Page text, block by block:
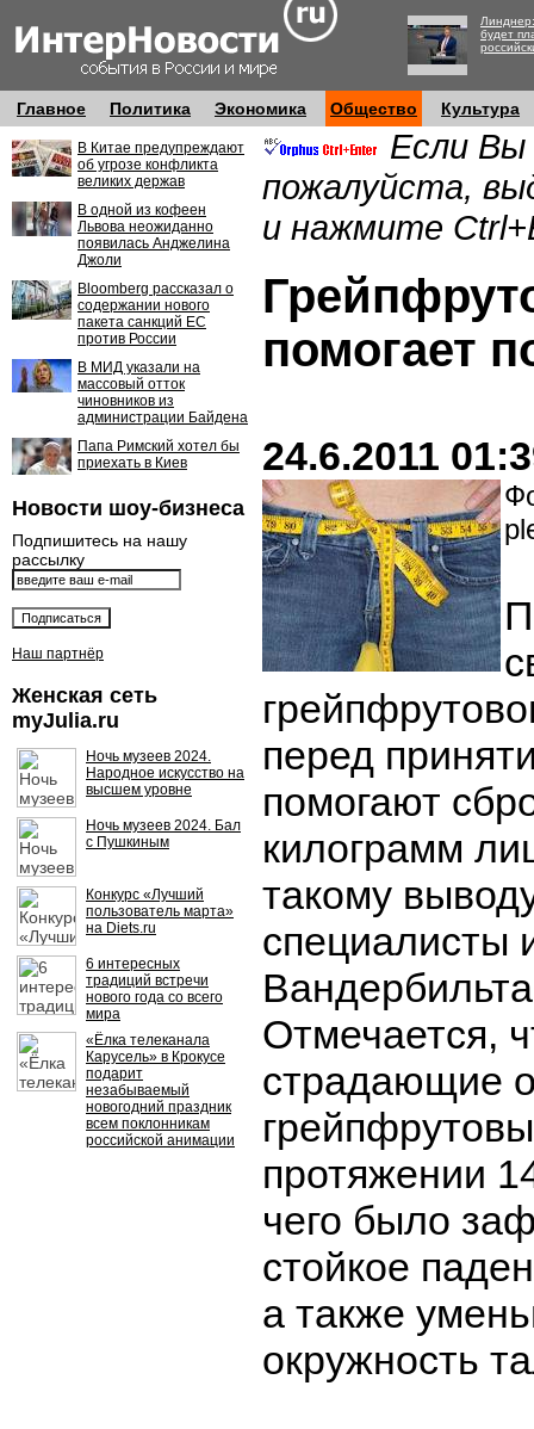
будет
Главное Политика Экономика Общество Культура
В Китае предупреждают
об угрозе конфликта
великих держав
В одной из кофеен
Львова неожиданно
появилась Анджелина
Джоли
Bloomberg рассказал о
содержании нового
пакета санкций ЕС
против России
В МИД указали на
массовый отток
чиновников из
администрации Байдена
Папа Римский хотел бы
приехать в Киев
Новости шоу-бизнеса
Подпишитесь на нашу
рассылку
Наш партнёр
Женская сеть
myJulia.ru
Ночь музеев 2024.
Народное искусство на
высшем уровне
Ночь музеев 2024. Бал
с Пушкиным
Конкурс «Лучший
пользователь марта»
на Diets.ru
6 интересных
традиций встречи
нового года со всего
мира
«Ёлка телеканала
Карусель» в Крокусе
подарит
незабываемый
новогодний праздник
всем поклонникам
российской анимации
Если Вы
пожалуйста,
и нажмите
помогает
24.6.2011
перед
помогают
килограмм
такому
специалисты
Отмечается,
страдающие
протяжении
чего было
стойкое
а также
окружность